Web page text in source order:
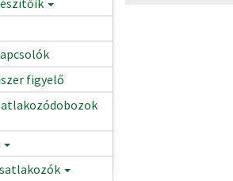
figyelő